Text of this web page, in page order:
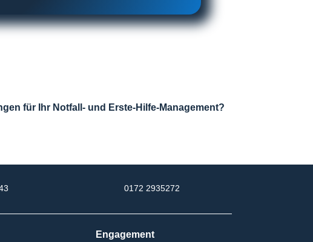
für Ihr Notfall- und Erste-Hilfe-Management?
0172 2935272
Engagement